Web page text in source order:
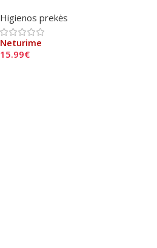
Higienos prekės
Neturime
15.99€